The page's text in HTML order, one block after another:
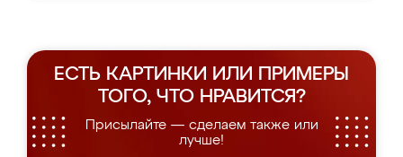
ЕСТЬ КАРТИНКИ ИЛИ ПРИМЕРЫ
ТОГО, ЧТО НРАВИТСЯ?
Присылайте — сделаем также или
лучше!